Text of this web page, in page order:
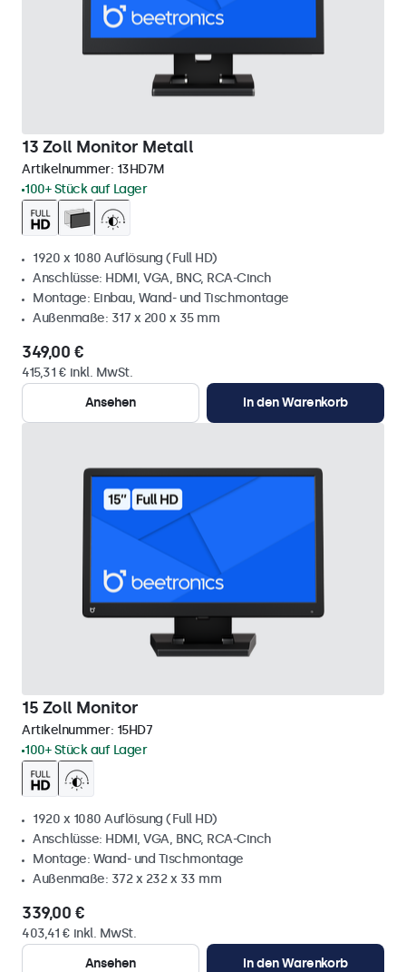
13 Zoll Monitor Metall
Artikelnummer: 13HD7M
100+ Stück auf Lager
1920 x 1080 Auflösung (Full HD)
Anschlüsse: HDMI, VGA, BNC, RCA-Cinch
Montage: Einbau, Wand- und Tischmontage
Außenmaße: 317 x 200 x 35 mm
349,00 €
415,31 € inkl. MwSt.
Ansehen
In den Warenkorb
15 Zoll Monitor
Artikelnummer: 15HD7
100+ Stück auf Lager
1920 x 1080 Auflösung (Full HD)
Anschlüsse: HDMI, VGA, BNC, RCA-Cinch
Montage: Wand- und Tischmontage
Außenmaße: 372 x 232 x 33 mm
339,00 €
403,41 € inkl. MwSt.
Ansehen
In den Warenkorb